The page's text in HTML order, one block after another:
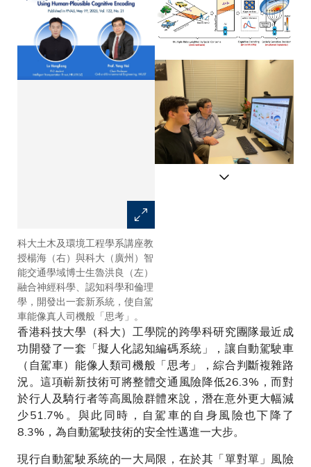
科大土木及環境工程學系講座教
授楊海（右）與科大（廣州）智
能交通學域博士生魯洪良（左）
融合神經科學、認知科學和倫理
學，開發出一套新系統，使自駕
車能像真人司機般「思考」。
香港科技大學（科大）工學院的跨學科研究團隊最近成
功開發了一套「擬人化認知編碼系統」，讓自動駕駛車
（自駕車）能像人類司機般「思考」，綜合判斷複雜路
況。這項嶄新技術可將整體交通風險降低26.3%，而對
於行人及騎行者等高風險群體來說，潛在意外更大幅減
少51.7%。與此同時，自駕車的自身風險也下降了
8.3%，為自動駕駛技術的安全性邁進一大步。
現行自動駕駛系統的一大局限，在於其「單對單」風險